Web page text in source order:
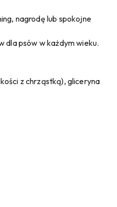
nagrodę lub spokojne
dla psów w każdym wieku.
z chrząstką), gliceryna